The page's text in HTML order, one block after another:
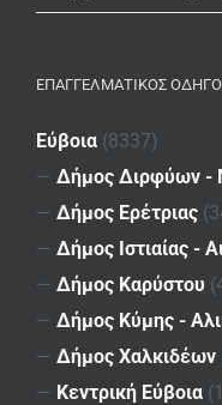
ΕΠΑΓΓΕΛΜΑΤΙΚΌΣ
Εύβοια (8337)
— Δήμος Διρφύων -
— Δήμος Ερέτριας
— Δήμος Ιστιαίας -
— Δήμος Καρύστου
— Δήμος Κύμης -
— Δήμος Χαλκιδέων
— Κεντρική Εύβοια